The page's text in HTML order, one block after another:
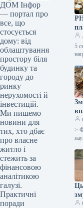
ДОМ Інфор
— портал про
все, що
стосується
дому: від
облаштування
простору біля
будинку та
городу до
ринку
нерухомості й
інвестицій.
Ми пишемо
новини для
тих, хто дбає
про власне
житло і
стежить за
фінансовою
аналітикою
галузі.
Практичні
поради
5
>